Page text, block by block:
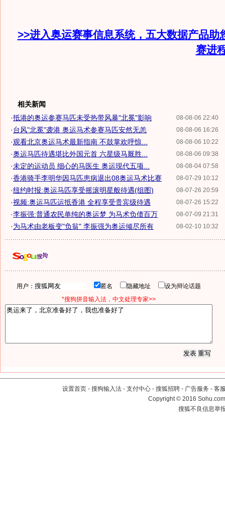
>>进入奥运赛事信息系统，五大数据产品助
赛进
相关新闻
08-08-06 22:40
·抵港的奥运参赛马匹未受热带风暴"北冕"影响
08-08-06 16:26
·台风"北冕"袭港 奥运马术参赛马匹安然无恙
08-08-06 10:22
·观看北京奥运马术最新指南 不鼓掌欢呼惊...
08-08-06 09:38
·奥运马匹待遇堪比外国元首 六星级马厩胜...
08-08-04 07:58
·未定的运动员 细心的马医生 奥运现代五项...
08-07-29 10:12
·香港骑手李明华因马匹患病退出08奥运马术比赛
08-07-26 20:59
·纽约时报:奥运马匹享受摇滚明星般待遇(组图)
08-07-26 15:22
·视频:奥运马匹运抵香港 全程享受贵宾级待遇
08-07-09 21:31
·李振强:普通农民单纯的奥运梦 为马术负债百万
08-02-10 10:32
·为马术由老板变"负翁" 李振强为奥运倾尽所有
用户： 匿名 隐藏地址
设为辩论话题
*搜狗拼音输入法，中文处理专家>>
设置首页 - 搜狗输入法 - 支付中心 - 搜狐招聘 - 广告服务 - 客
Copyright©2016
搜狐不良信息举